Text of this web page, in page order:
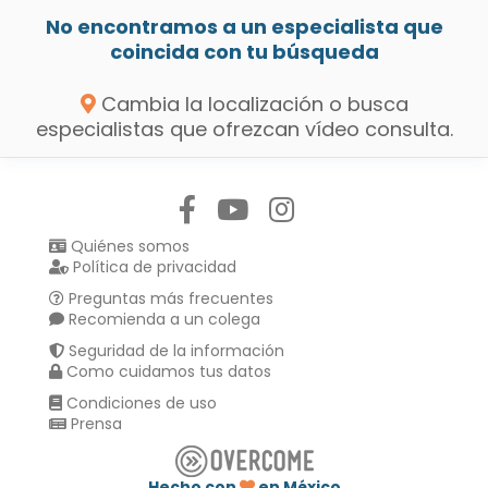
No encontramos a un especialista que
coincida con tu búsqueda
Cambia la localización o busca
especialistas que ofrezcan vídeo consulta.
Quiénes somos
Política de privacidad
Preguntas más frecuentes
Recomienda a un colega
Seguridad de la información
Como cuidamos tus datos
Condiciones de uso
Prensa